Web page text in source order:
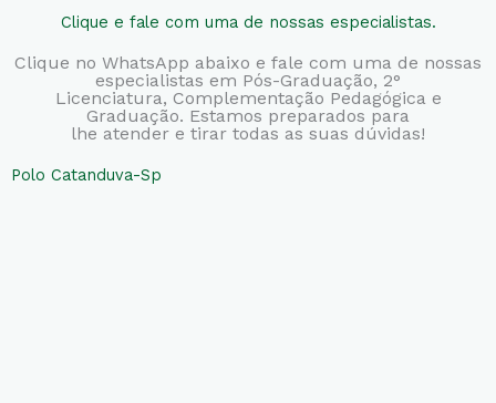
Clique e fale com uma de nossas especialistas.
Clique no WhatsApp abaixo e fale com uma de nossas
especialistas em Pós-Graduação, 2°
Licenciatura, Complementação Pedagógica e
Graduação. Estamos preparados para
lhe atender e tirar todas as suas dúvidas!
Polo Catanduva-Sp